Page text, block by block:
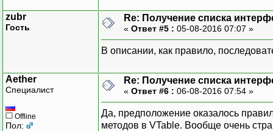
zubr
Гость
Re: Получение списка
« Ответ #5 : 05-08-2016 07:07 »
В описании, как правило,
Aether
Специалист
Offline
Пол:
Re: Получение списка
« Ответ #6 : 06-08-2016 07:54 »
Да, предположение оказалось
методов в VTable. Вообще очень